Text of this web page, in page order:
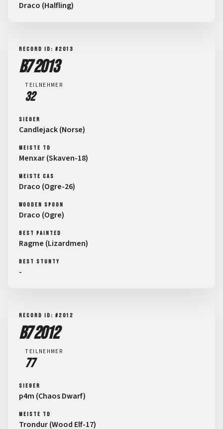
Draco (Halfling)
RECORD ID: #2013
B7 2013
TEILNEHMER
32
SIEGER
Candlejack (Norse)
MEISTE TD
Menxar (Skaven-18)
MEISTE CAS
Draco (Ogre-26)
WOODEN SPOON
Draco (Ogre)
BEST PAINTED
Ragme (Lizardmen)
BEST STUNTY
-
RECORD ID: #2012
B7 2012
TEILNEHMER
77
SIEGER
p4m (Chaos Dwarf)
MEISTE TD
Trondur (Wood Elf-17)